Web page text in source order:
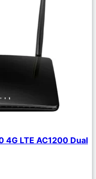
4G LTE AC1200 Dual